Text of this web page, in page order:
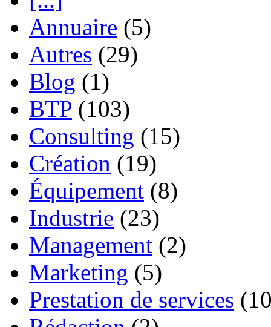
Annuaire (5)
Autres (29)
Blog (1)
BTP (103)
Consulting (15)
Création (19)
Équipement (8)
Industrie (23)
Management (2)
Marketing (5)
Prestation de services